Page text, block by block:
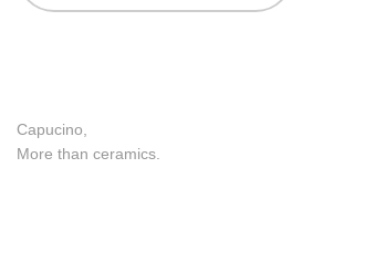
Capucino,
More than ceramics.